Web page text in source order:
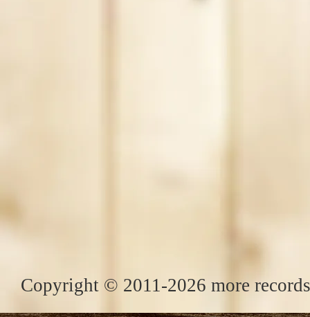
Copyright © 2011-2026 more